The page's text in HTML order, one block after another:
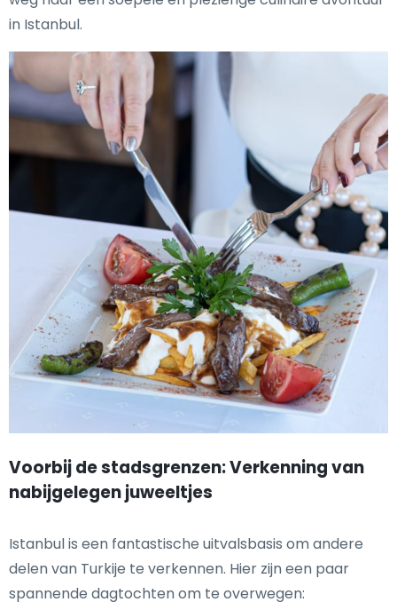
in Istanbul.
Voorbij de stadsgrenzen: Verkenning van
nabijgelegen juweeltjes
Istanbul is een fantastische uitvalsbasis om andere
delen van Turkije te verkennen. Hier zijn een paar
spannende dagtochten om te overwegen: